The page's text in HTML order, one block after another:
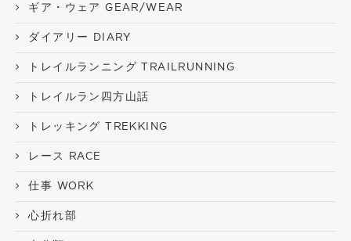
ギア・ウェア GEAR/WEAR
ダイアリー DIARY
トレイルランニング TRAILRUNNING
トレイルラン四方山話
トレッキング TREKKING
レース RACE
仕事 WORK
心折れ部